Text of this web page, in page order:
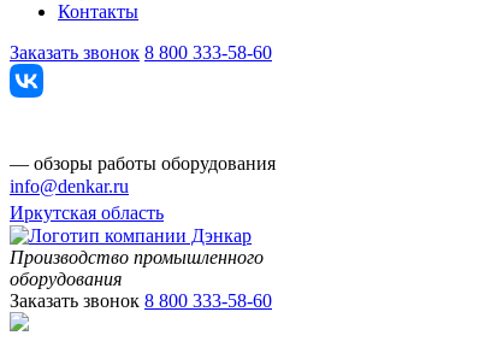
Контакты
Заказать звонок 8 800 333-58-60
— обзоры работы оборудования
info@denkar.ru
Иркутская область
Производство промышленного
оборудования
Заказать звонок 8 800 333-58-60